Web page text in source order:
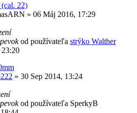
(cal. 22)
» 06 Máj 2016, 17:29
od používateľa strýko Walther
» 30 Sep 2014, 13:24
od používateľa SperkyB